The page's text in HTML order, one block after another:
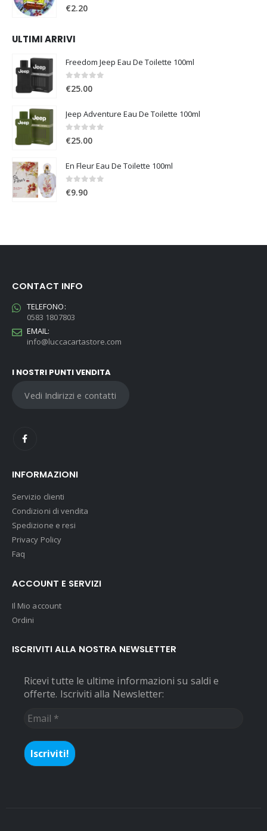
0Su 5
€2.20
ULTIMI ARRIVI
Freedom Jeep Eau De Toilette 100ml
0Su 5
€25.00
Jeep Adventure Eau De Toilette 100ml
0Su 5
€25.00
En Fleur Eau De Toilette 100ml
0Su 5
€9.90
CONTACT INFO
TELEFONO:
0583 1807803
EMAIL:
info@luccacartastore.com
I NOSTRI PUNTI VENDITA
Vedi Indirizzi e contatti
INFORMAZIONI
Servizio clienti
Condizioni di vendita
Spedizione e resi
Privacy Policy
Faq
ACCOUNT E SERVIZI
Il Mio account
Ordini
ISCRIVITI ALLA NOSTRA NEWSLETTER
Ricevi tutte le ultime informazioni su saldi e
offerte. Iscriviti alla Newsletter:
Email